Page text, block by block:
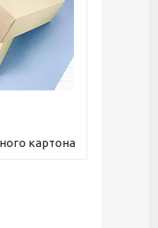
картона